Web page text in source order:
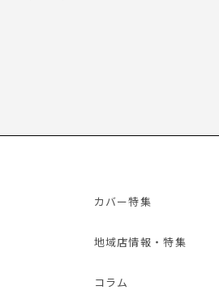
カバー特集
地域店情報・特集
コラム